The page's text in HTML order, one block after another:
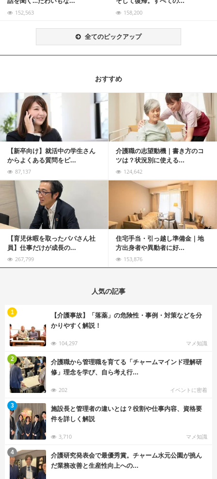
152,563 158,200
全てのピックアップ
おすすめ
【新卒向け】就活中の学生さん
からよくある質問をピ...
87,137
介護職の志望動機｜書き方のコ
ツは？状況別に使える...
124,642
記事を読む
【育児休暇を取ったパパさん社
員】仕事だけが成長の...
267,799
住宅手当・引っ越し準備金｜地
方出身者や異動者に好...
153,876
人気の記事
【介護事故】「落薬」の危険性・事例・対策などを分
かりやすく解説！
104,297 マメ知識
1
介護職から管理職を育てる「チャームマインド理解研
修」理念を学び、自ら考え行...
202 イベントに密着
2
施設長と管理者の違いとは？役割や仕事内容、資格要
件を詳しく解説
3,710 マメ知識
3
介護研究発表会で最優秀賞。チャーム水元公園が挑ん
だ業務改善と生産性向上への...
4